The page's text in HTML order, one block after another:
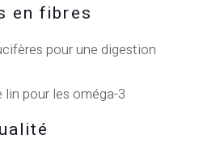
en fibres
pour une digestion
lin pour les oméga-3